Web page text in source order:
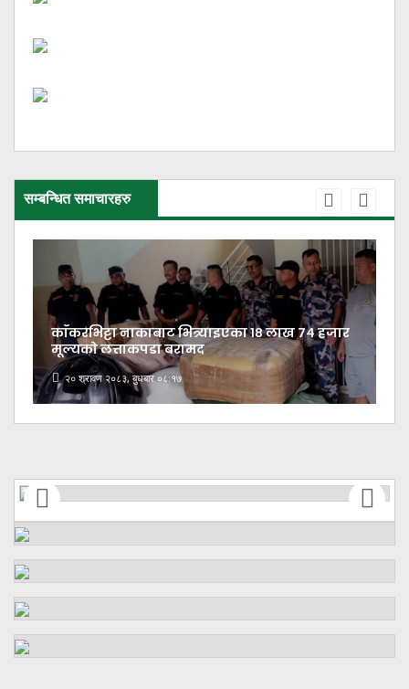
सम्बन्धित समाचारहरु
काँकरभिट्टा नाकाबाट भित्र्याइएका १८ लाख ७४ हजार
मूल्यकाे लत्ताकपडा बरामद
२० श्रावण २०८३, बुधबार ०८:१७